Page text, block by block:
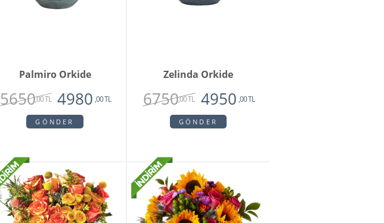
Palmiro Orkide
5650,00 TL 4980 ,00 TL
GÖNDER
Zelinda Orkide
6750,00 TL 4950 ,00 TL
GÖNDER